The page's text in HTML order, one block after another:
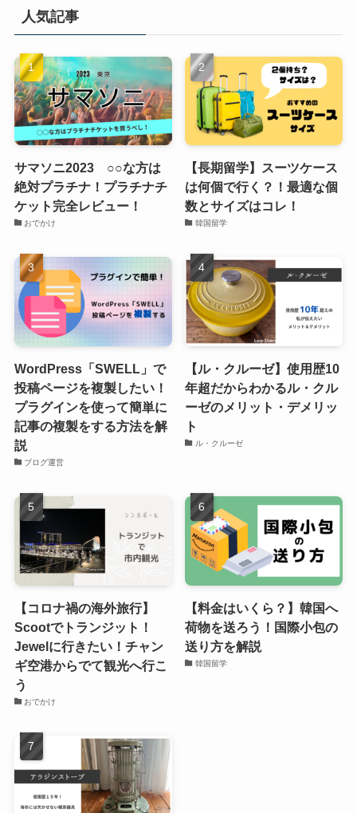
人気記事
サマソニ2023 ○○な方は
絶対プラチナ！プラチナチ
ケット完全レビュー！
おでかけ
【長期留学】スーツケース
は何個で行く？！最適な個
数とサイズはコレ！
韓国留学
WordPress「SWELL」で
投稿ページを複製したい！
プラグインを使って簡単に
記事の複製をする方法を解
説
ブログ運営
【ル・クルーゼ】使用歴10
年超だからわかるル・クル
ーゼのメリット・デメリッ
ト
ル・クルーゼ
【コロナ禍の海外旅行】
Scootでトランジット！
Jewelに行きたい！チャン
ギ空港からでて観光へ行こ
う
おでかけ
【料金はいくら？】韓国へ
荷物を送ろう！国際小包の
送り方を解説
韓国留学